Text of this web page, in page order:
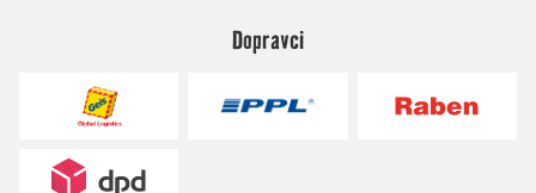
Dopravci